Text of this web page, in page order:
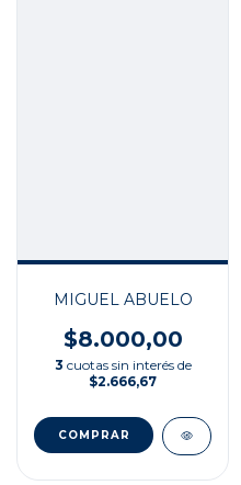
MIGUEL ABUELO
$8.000,00
3 cuotas sin interés de
$2.666,67